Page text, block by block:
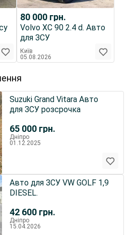
80 000 грн.
Volvo XC 90 2.4 d. Авто
для ЗСУ
Київ
05.08.2026
65 000 грн.
Suzuki Grand Vitara Авто
для ЗСУ розсрочка
Дніпро
01.12.2025
42 600 грн.
Авто для ЗСУ VW GOLF 1,9
DIESEL.
Дніпро
15.04.2026